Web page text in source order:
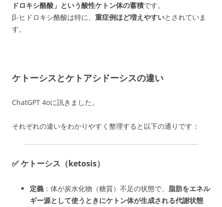
ドロキシ酪酸」という酸性ケトン体の蓄積です。
β-ヒドロキシ酪酸は特に、 重症例ほど増えやすいとされていま
す。
ケトーシスとケトアシドーシスの違い
ChatGPT 4oに訊きました。
それぞれの違いをわかりやすく整理すると以下の通りです：
✅ケトーシス（ketosis）
定義 ：体が炭水化物（糖質）不足の状態で、 脂肪をエネル
ギー源として使うときにケトン体が生成される代謝状態